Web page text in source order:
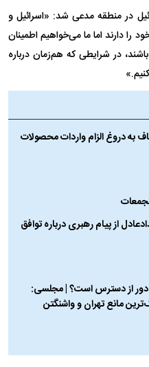
در منطقه مدعی شد: «اسرائیل و
دارند اما ما می‌خواهیم اطمینان
در شرایطی که هم‌زمان درباره
به دروغ الزام واردات محصولات
از پیام رهبری درباره توافق
دور از دسترس است؟ | مجلسی:
مانع تهران و واشنگتن